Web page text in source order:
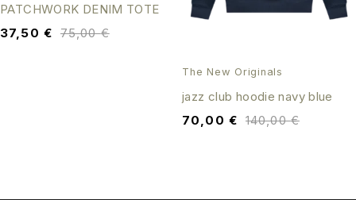
PATCHWORK DENIM TOTE
75,00€
37,50 €
The New Originals
jazz club hoodie navy blue
140,00€
70,00 €